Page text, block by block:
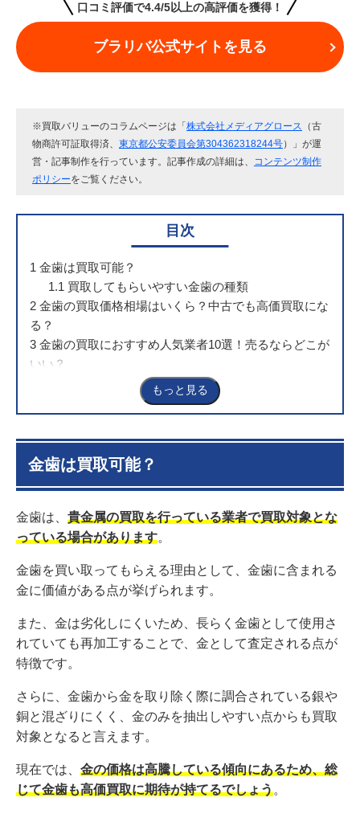
口コミ評価で4.4/5以上の高評価を獲得！
ブラリバ公式サイトを見る
※買取バリューのコラムページは「 株式会社メディアグロース （古
物商許可証取得済、 東京都公安委員会第304362318244号）」が運
営・記事制作を行っています。記事作成の詳細は、 コンテンツ制作
ポリシーをご覧ください。
目次
1 金歯は買取可能？
1.1 買取してもらいやすい金歯の種類
2 金歯の買取価格相場はいくら？中古でも高価買取にな
る？
3 金歯の買取におすすめ人気業者10選！売るならどこが
いい？
3.4バイセル
3.5ウリドキ
3.8
ブックオフ
3.9おたからや
4金歯のおすすめ買取業者ランキング
5【目的別】金歯買取のおすすめサービス比較一覧
5.1
少しでも高く売りたいなら
5.2手軽に金歯を売りたいなら
5.3近くで売りたいなら
6【いくらで売れる？】2026年最新の金歯の買取価
格・値段の例を紹介
7東京で金歯買取におすすめの店・業者一覧表で紹介
8金歯買取業者・店舗の選び方！売る前の確認ポイント
8.2自宅近くに実店舗を構えているか
8.3手数料が高額でないか
もっと見る
金歯は買取可能？
金歯は、 貴金属の買取を行っている業者で買取対象とな
っている場合があります。
金歯を買い取ってもらえる理由として、金歯に含まれる
金に価値がある点が挙げられます。
また、金は劣化しにくいため、長らく金歯として使用さ
れていても再加工することで、金として査定される点が
特徴です。
さらに、金歯から金を取り除く際に調合されている銀や
銅と混ざりにくく、金のみを抽出しやすい点からも買取
対象となると言えます。
現在では、 金の価格は高騰している傾向にあるため、総
じて金歯も高価買取に期待が持てるでしょう。